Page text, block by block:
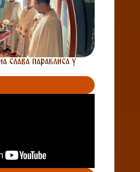
слава параклиса у